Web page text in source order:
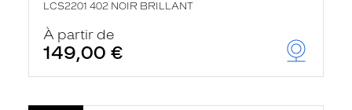
LCS2201 402 NOIR BRILLANT
À partir de
149,00 €